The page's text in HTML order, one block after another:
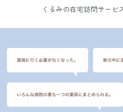
くるみの在宅訪問サービ